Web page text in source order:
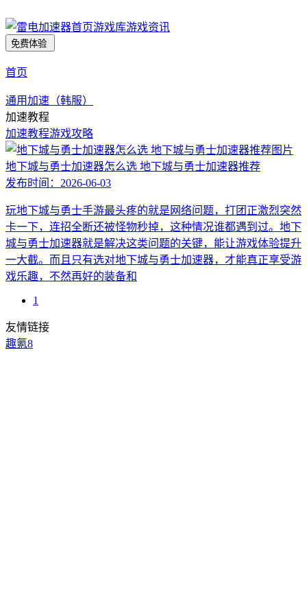
首页游戏库游戏资讯
免费体验
首页
通用加速（韩服）
加速教程
加速教程游戏攻略
地下城与勇士加速器怎么选 地下城与勇士加速器推荐
发布时间： 2026-06-03
玩地下城与勇士手游最头疼的就是网络问题，打团正激烈突然
卡一下，连招全断还被怪物秒掉，这种情况谁都遇到过。地下
城与勇士加速器就是解决这类问题的关键，能让游戏体验提升
一大截。而且只有选对地下城与勇士加速器，才能真正享受游
戏乐趣，不然再好的装备和
1
友情链接
趣氪8